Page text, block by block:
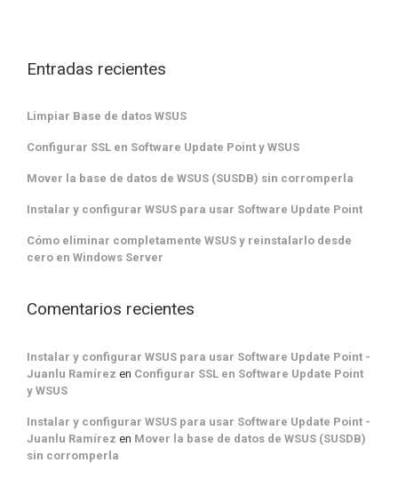
Entradas recientes
Limpiar Base de datos WSUS
Configurar SSL en Software Update Point y WSUS
Mover la base de datos de WSUS (SUSDB) sin corromperla
Instalar y configurar WSUS para usar Software Update Point
Cómo eliminar completamente WSUS y reinstalarlo desde
cero en Windows Server
Comentarios recientes
Instalar y configurar WSUS para usar Software Update Point -
Juanlu Ramírez en Configurar SSL en Software Update Point
y WSUS
Instalar y configurar WSUS para usar Software Update Point -
Juanlu Ramírez en Mover la base de datos de WSUS (SUSDB)
sin corromperla